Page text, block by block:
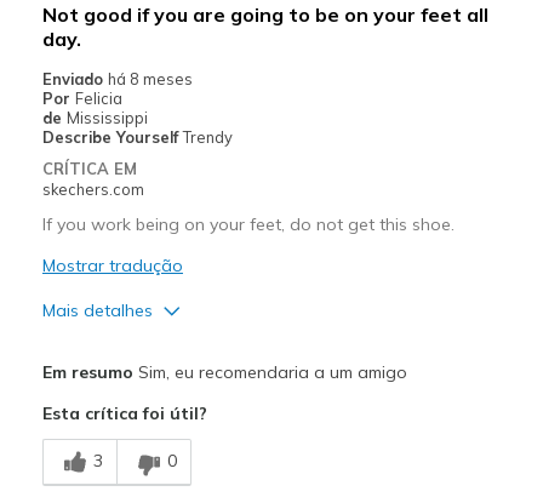
None
Width
Sizing
View On Shoes
Shoes are for Wearing
Not good if you are going to be on your feet all
day.
Enviado há 8 meses
Por Felicia
de Mississippi
Describe YourselfTrendy
CRÍTICA EM
skechers.com
If you work being on your feet, do not get this shoe.
Mostrar tradução
Mais detalhes
Contras
Poor Cushioning
Em resumo Sim, eu recomendaria a um amigo
Esta crítica foi útil?
3 0